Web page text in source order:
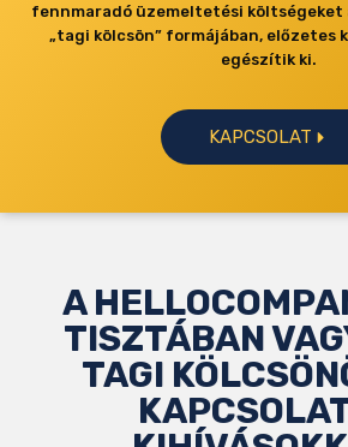
fennmaradó üzemeltetési költségeket
„tagi kölcsön” formájában, előzetes
egészítik ki.
KAPCSOLAT
A
TISZTÁBAN
TAGI